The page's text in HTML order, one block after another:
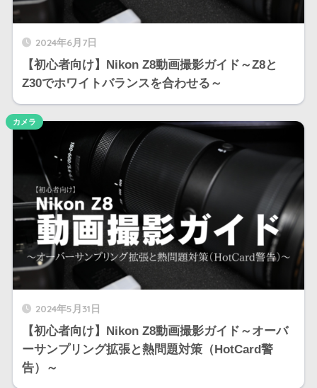
2024年6月7日
【初心者向け】Nikon Z8動画撮影ガイド～Z8と
Z30でホワイトバランスを合わせる～
2024年5月31日
【初心者向け】Nikon Z8動画撮影ガイド～オーバ
ーサンプリング拡張と熱問題対策（HotCard警
告）～
カメラ